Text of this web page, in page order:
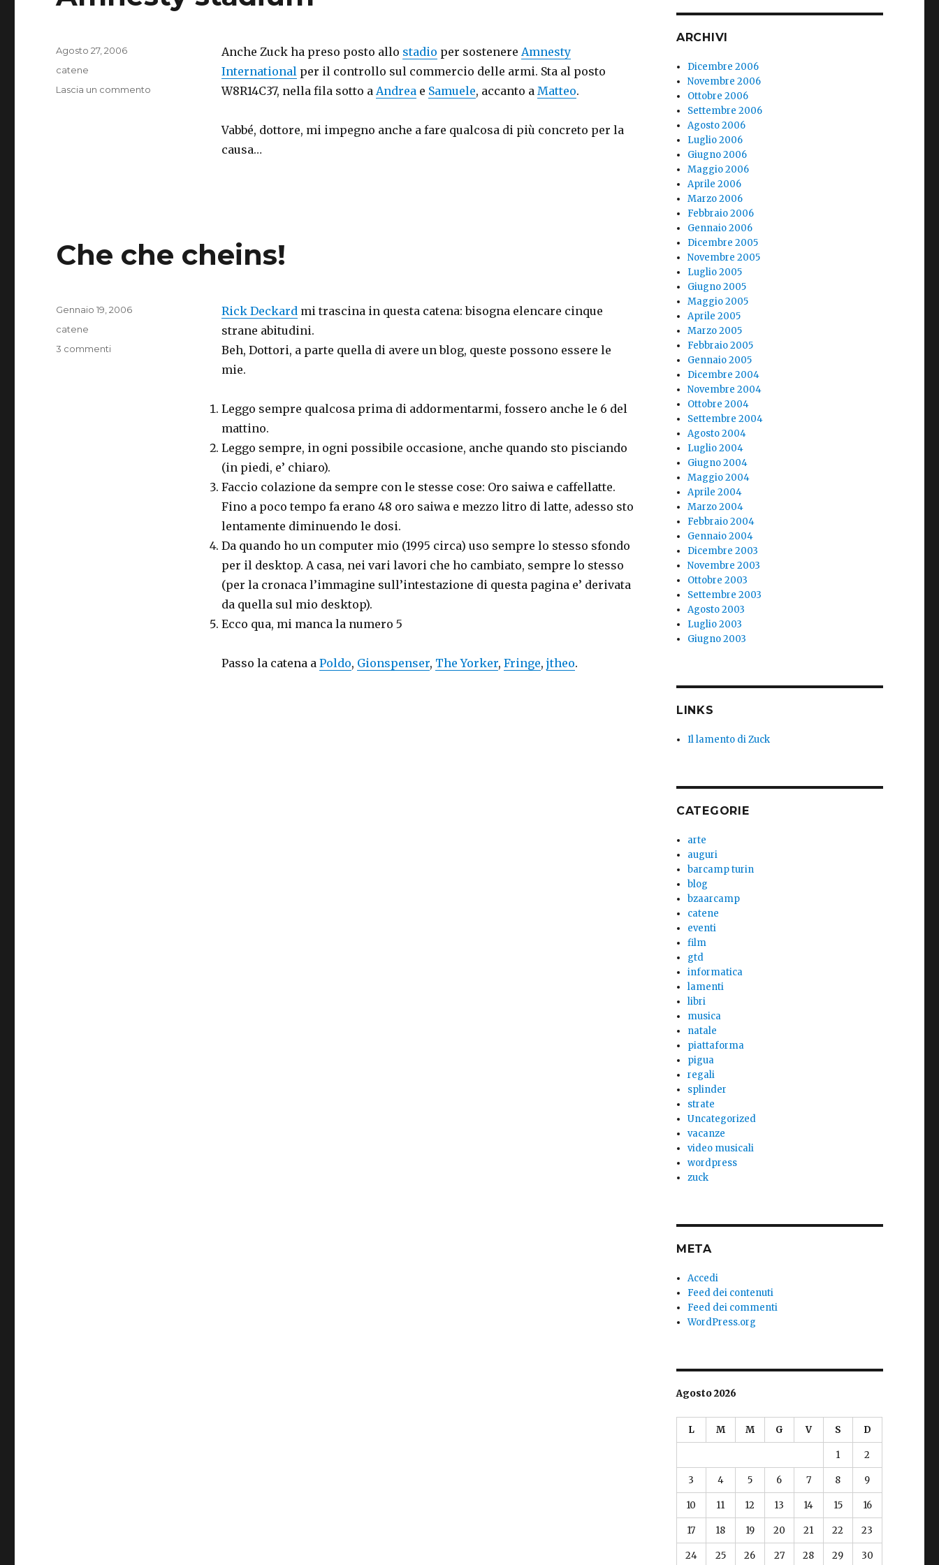
Anche Zuck ha preso posto allo stadio per sostenere Amnesty
Internationalper il controllo sul commercio delle armi. Sta al posto
W8R14C37, nella fila sotto a Andreae Samuele, accanto a Matteo.
Vabbé, dottore, mi impegno anche a fare qualcosa di più concreto per la
causa…
Pubblicato
Agosto 27, 2006
Categorie
catene
Lascia un commento
Che che cheins!
Rick Deckardmi trascina in questa catena: bisogna elencare cinque
strane abitudini.
Beh, Dottori, a parte quella di avere un blog, queste possono essere le
mie.
Leggo sempre qualcosa prima di addormentarmi, fossero anche le 6 del
mattino.
Leggo sempre, in ogni possibile occasione, anche quando sto pisciando
(in piedi, e’ chiaro).
Faccio colazione da sempre con le stesse cose: Oro saiwa e caffellatte.
Fino a poco tempo fa erano 48 oro saiwa e mezzo litro di latte, adesso sto
lentamente diminuendo le dosi.
Da quando ho un computer mio (1995 circa) uso sempre lo stesso sfondo
per il desktop. A casa, nei vari lavori che ho cambiato, sempre lo stesso
(per la cronaca l’immagine sull’intestazione di questa pagina e’ derivata
da quella sul mio desktop).
Ecco qua, mi manca la numero 5
Passo la catena a Poldo, Gionspenser, The Yorker, Fringe, jtheo.
Pubblicato
Gennaio 19, 2006
Categorie
catene
3 commentisu
ARCHIVI
Dicembre 2006
Novembre 2006
Ottobre 2006
Settembre 2006
Agosto 2006
Luglio 2006
Giugno 2006
Maggio 2006
Aprile 2006
Marzo 2006
Febbraio 2006
Gennaio 2006
Dicembre 2005
Novembre 2005
Luglio 2005
Giugno 2005
Maggio 2005
Aprile 2005
Marzo 2005
Febbraio 2005
Gennaio 2005
Dicembre 2004
Novembre 2004
Ottobre 2004
Settembre 2004
Agosto 2004
Luglio 2004
Giugno 2004
Maggio 2004
Aprile 2004
Marzo 2004
Febbraio 2004
Gennaio 2004
Dicembre 2003
Novembre 2003
Ottobre 2003
Settembre 2003
Agosto 2003
Luglio 2003
Giugno 2003
LINKS
Il lamento di Zuck
CATEGORIE
arte
auguri
barcamp turin
blog
bzaarcamp
catene
eventi
film
gtd
informatica
lamenti
libri
musica
natale
piattaforma
pigua
regali
splinder
strate
Uncategorized
vacanze
video musicali
wordpress
zuck
META
Accedi
Feed dei contenuti
Feed dei commenti
WordPress.org
Agosto 2026
L M M G V S D
1 2
3 4 5 6 7 8 9
10 11 12 13 14 15 16
17 18 19 20 21 22 23
24 25 26 27 28 29 30